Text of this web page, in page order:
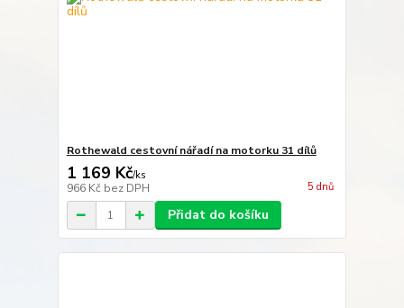
Rothewald cestovní nářadí na motorku 31 dílů
1 169 Kč/ks
966 Kč bez DPH 5 dnů
Přidat do košíku